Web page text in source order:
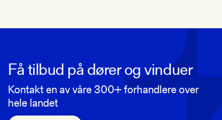
Få tilbud på dører og vinduer
Kontakt en av våre 300+ forhandlere over
hele landet